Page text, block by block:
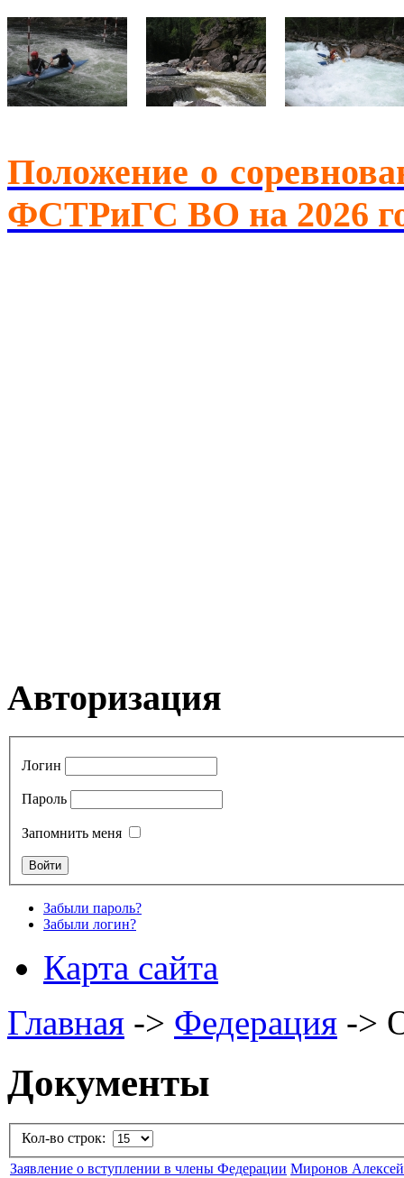
Положение о
ФСТРиГС ВО на 2026
Авторизация
Логин
Пароль
Запомнить меня
Забыли пароль?
Забыли логин?
Карта сайта
Главная -> Федерация ->
Документы
Кол-во строк:
Заявление о вступлении в члены Федерации Миронов Алексей